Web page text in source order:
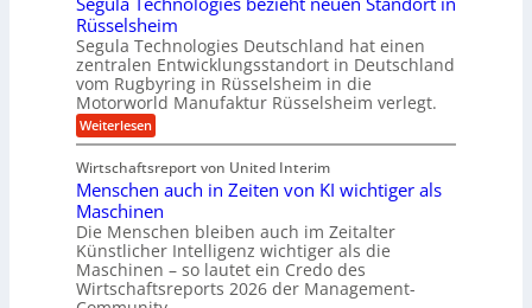
n
g
b
r
a
u
t
m
e
h
r
n
s
o
r
e
n
r
i
b
u
n
H
y
d
r
a
u
s
t
s
t
o
f
f
-
W
l
l
c
h
u
t
z
s
Rüsselsheim
Segula Technologies Deutschland hat einen
zentralen Entwicklungsstandort in Deutschland
vom Rugbyring in Rüsselsheim in die
Motorworld Manufaktur Rüsselsheim verlegt.
Weiterlesen:
S
g
u
l
a
T
e
c
h
Wirtschaftsreport von United Interim
Menschen auch in Zeiten von KI wichtiger als
Maschinen
Die Menschen bleiben auch im Zeitalter
Künstlicher Intelligenz wichtiger als die
Maschinen – so lautet ein Credo des
Wirtschaftsreports 2026 der Management-